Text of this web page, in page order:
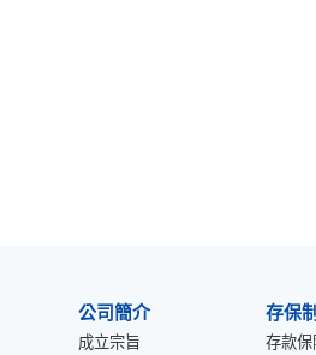
公司簡介
成立宗旨
存保
存款保